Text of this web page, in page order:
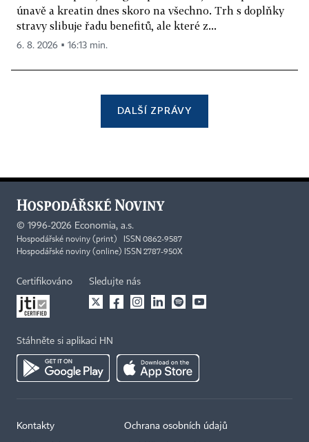
únavě a kreatin dnes skoro na všechno. Trh s doplňky
stravy slibuje řadu benefitů, ale které z...
6. 8. 2026 ▪ 16:13 min.
DALŠÍ ZPRÁVY
© 1996-2026 Economia, a.s.
Hospodářské noviny (print) ISSN 0862-9587
Hospodářské noviny (online) ISSN 2787-950X
Certifikováno Sledujte nás
Stáhněte si aplikaci HN
Kontakty Ochrana osobních údajů